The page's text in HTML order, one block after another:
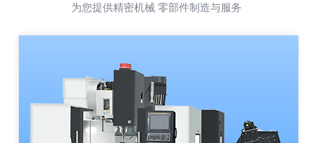
为您提供精密机械 零部件制造与服务